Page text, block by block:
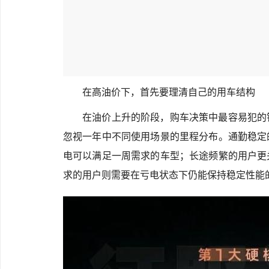
在高油价下，首先要理清自己的用车结构
在油价上升的阶段，购车决策中最容易犯
忽视一年中不同使用场景的里程分布。通勤稳
电可以满足一周需求的车型；长途频繁的用户
求的用户则需要在亏电状态下仍能保持稳定性能